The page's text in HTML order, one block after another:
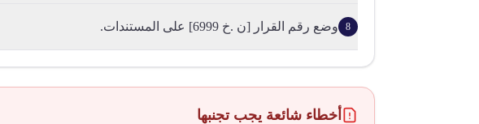
8 وضع رقم القرار [ن .خ 6999] على المستندات.
أخطاء شائعة يجب تجنبها